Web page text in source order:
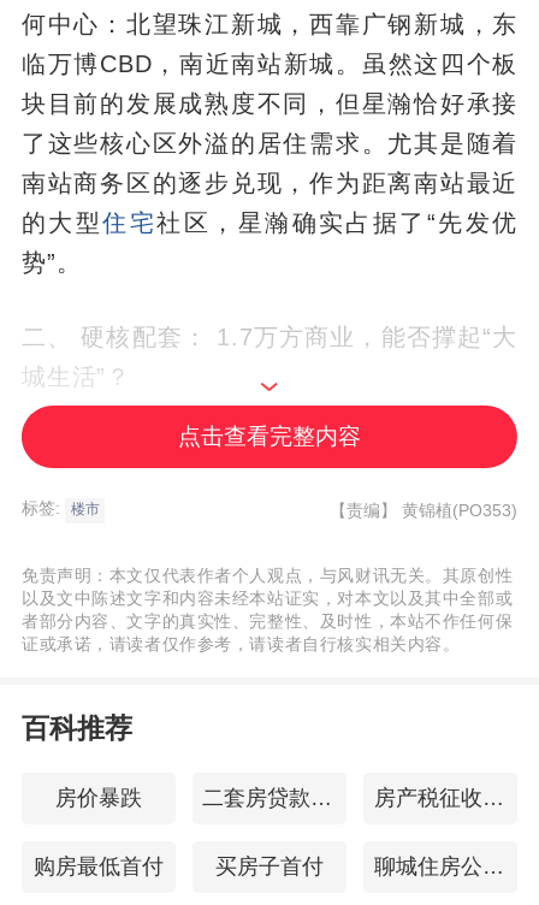
何中心：北望珠江新城，西靠广钢新城，东
临万博CBD，南近南站新城。虽然这四个板
块目前的发展成熟度不同，但星瀚恰好承接
了这些核心区外溢的居住需求。尤其是随着
南站商务区的逐步兑现，作为距离南站最近
的大型住宅社区，星瀚确实占据了“先发优
势”。
二、 硬核配套： 1.7万方商业，能否撑起“大
城生活”？
商业与公建：补足生活烟火气
项目自带了约1.7万㎡的商业配套和公交首末
站。目前部分底商已经开业，虽然比不上大
型商场的繁华，但满足日常买菜、便利店、
简餐等需求绰绰有余。如果想去大型商圈，
钟生活圈内。
值得一提的是，项目整体抬高约15米打造了
车分流，也让小区的私密性和景观视野有了
点击查看完整内容
标签: 楼市 【责编】 黄锦植(PO353)
免责声明：本文仅代表作者个人观点，与风财讯无关。其原创性
以及文中陈述文字和内容未经本站证实，对本文以及其中全部或
者部分内容、文字的真实性、完整性、及时性，本站不作任何保
证或承诺，请读者仅作参考，请读者自行核实相关内容。
百科推荐
房价暴跌 二套房贷款政策 房产税征收时间
购房最低首付 买房子首付 聊城住房公积金查询